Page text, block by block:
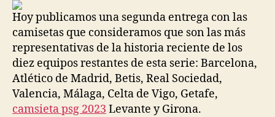
Hoy publicamos una segunda entrega con las
camisetas que consideramos que son las más
representativas de la historia reciente de los
diez equipos restantes de esta serie: Barcelona,
Atlético de Madrid, Betis, Real Sociedad,
Valencia, Málaga, Celta de Vigo, Getafe,
camsieta psg 2023 Levante y Girona.